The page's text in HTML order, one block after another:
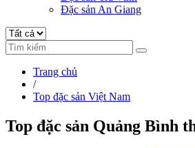
Đặc sản An Giang
Trang chủ
/
Top đặc sản Việt Nam
Top đặc sản Quảng Bình